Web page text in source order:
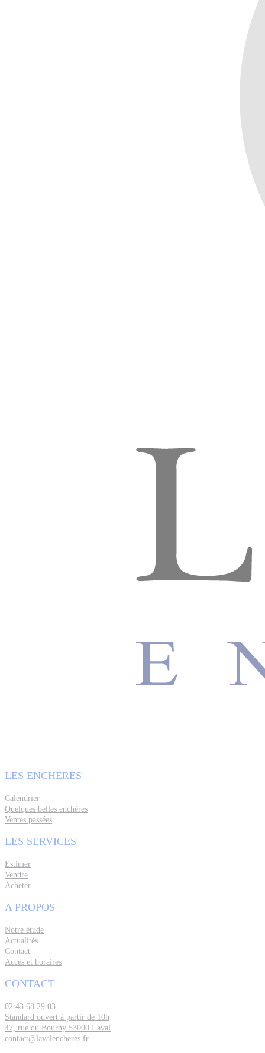
LES ENCHÈRES
Calendrier
Quelques belles enchères
Ventes passées
LES SERVICES
Estimer
Vendre
Acheter
A PROPOS
Notre étude
Actualités
Contact
Accès et horaires
CONTACT
02 43 68 29 03
Standard ouvert à partir de 10h
47, rue du Bourny 53000 Laval
contact@lavalencheres.fr